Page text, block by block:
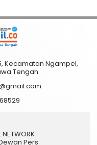
Kecamatan Ngampel,
Tengah
NETWORK
Pers